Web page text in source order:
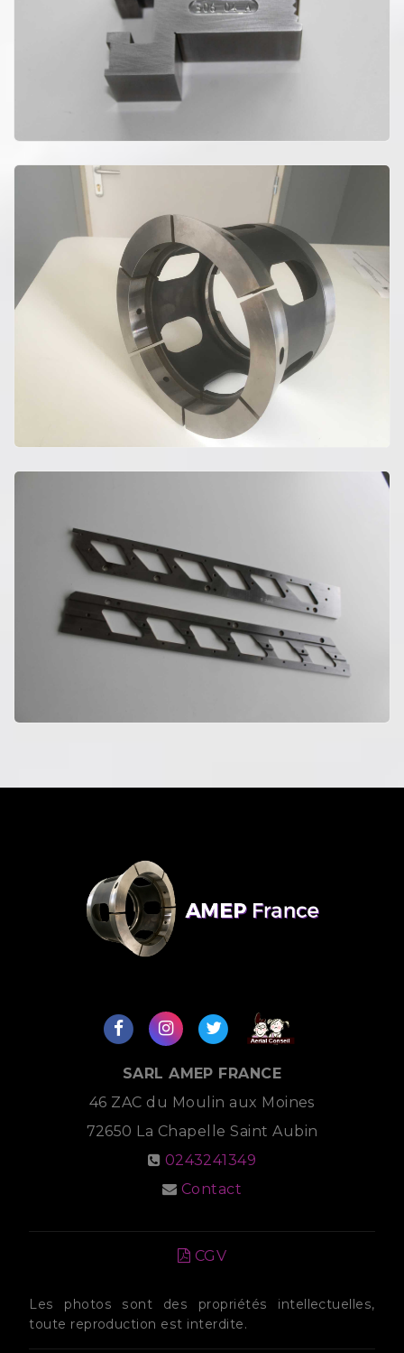
SARL AMEP FRANCE
46 ZAC du Moulin aux Moines
72650 La Chapelle Saint Aubin
0243241349
Contact
CGV
Les photos sont des propriétés intellectuelles,
toute reproduction est interdite.